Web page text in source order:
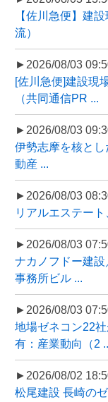
【佐川急便】建
流）
►2026/08/03
[佐川急便]建設現
（共同通信PR ...
►2026/08/03
伊勢志摩を核と
動産 ...
►2026/08/03
リアルエステー
►2026/08/03
ナカノフドー建
事務所ビル ...
►2026/08/03
地場ゼネコン22
有：産業動向（2
►2026/08/02
松尾建設 長崎の